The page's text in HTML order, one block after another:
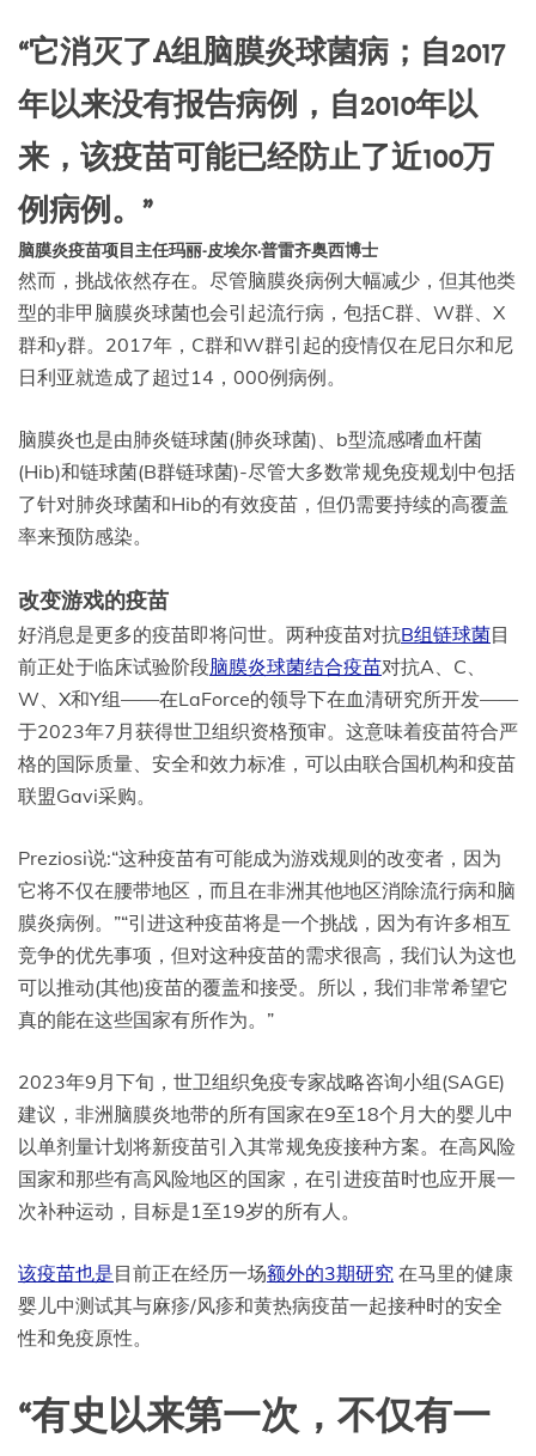
“它消灭了A组脑膜炎球菌病；自2017
年以来没有报告病例，自2010年以
来，该疫苗可能已经防止了近100万
例病例。”
脑膜炎疫苗项目主任玛丽-皮埃尔·普雷齐奥西博士
然而，挑战依然存在。尽管脑膜炎病例大幅减少，但其他类
型的非甲脑膜炎球菌也会引起流行病，包括C群、W群、X
群和y群。2017年，C群和W群引起的疫情仅在尼日尔和尼
日利亚就造成了超过14，000例病例。
脑膜炎也是由肺炎链球菌(肺炎球菌)、b型流感嗜血杆菌
(Hib)和链球菌(B群链球菌)-尽管大多数常规免疫规划中包括
了针对肺炎球菌和Hib的有效疫苗，但仍需要持续的高覆盖
率来预防感染。
改变游戏的疫苗
好消息是更多的疫苗即将问世。两种疫苗对抗B组链球菌目
前正处于临床试验阶段脑膜炎球菌结合疫苗对抗A、C、
W、X和Y组——在LaForce的领导下在血清研究所开发——
于2023年7月获得世卫组织资格预审。这意味着疫苗符合严
格的国际质量、安全和效力标准，可以由联合国机构和疫苗
联盟Gavi采购。
Preziosi说:“这种疫苗有可能成为游戏规则的改变者，因为
它将不仅在腰带地区，而且在非洲其他地区消除流行病和脑
膜炎病例。”“引进这种疫苗将是一个挑战，因为有许多相互
竞争的优先事项，但对这种疫苗的需求很高，我们认为这也
可以推动(其他)疫苗的覆盖和接受。所以，我们非常希望它
真的能在这些国家有所作为。”
2023年9月下旬，世卫组织免疫专家战略咨询小组(SAGE)
建议，非洲脑膜炎地带的所有国家在9至18个月大的婴儿中
以单剂量计划将新疫苗引入其常规免疫接种方案。在高风险
国家和那些有高风险地区的国家，在引进疫苗时也应开展一
次补种运动，目标是1至19岁的所有人。
该疫苗也是目前正在经历一场额外的3期研究 在马里的健康
婴儿中测试其与麻疹/风疹和黄热病疫苗一起接种时的安全
性和免疫原性。
“有史以来第一次，不仅有一